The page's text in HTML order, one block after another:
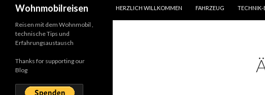
Wohnmobilreisen
HERZLICH WILLKOMMEN
FAHRZEUG TECHNIK-
Reisen mit dem Wohnmobil ,
technische Tips und
Erfahrungsaustausch
Thanks for supporting our
Blog